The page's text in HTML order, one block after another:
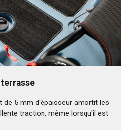
terrasse
de 5 mm d'épaisseur amortit les
traction, même lorsqu'il est